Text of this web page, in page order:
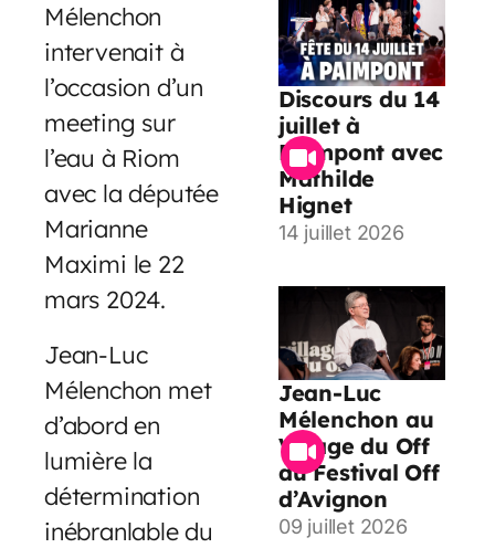
Mélenchon
intervenait à
l’occasion d’un
meeting sur
l’eau à Riom
avec la députée
Marianne
Maximi le 22
mars 2024.
Jean-Luc
Mélenchon met
d’abord en
lumière la
détermination
inébranlable du
Discours du 14
juillet à
Paimpont avec
Mathilde
Hignet
14 juillet 2026
Jean-Luc
Mélenchon au
Village du Off
du Festival Off
d’Avignon
09 juillet 2026